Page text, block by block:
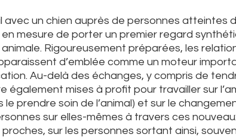
avec un chien auprès de personnes atteintes
mesure de porter un premier regard
Rigoureusement préparées, les
d’emblée comme un moteur
Au-delà des échanges, y compris de
mises à profit pour travailler sur
prendre soin de l’animal) et sur le
sur elles-mêmes à travers ces
sur les personnes sortant ainsi,